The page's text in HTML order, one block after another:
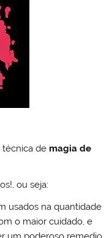
técnica de magia de
ou seja:
usados na quantidade
o maior cuidado, e